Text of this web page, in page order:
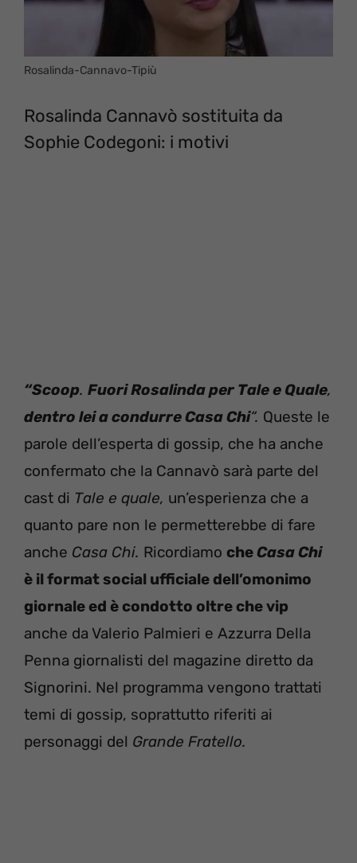
Rosalinda-Cannavo-Tipiù
Rosalinda Cannavò sostituita da
Sophie Codegoni: i motivi
“Scoop. Fuori Rosalinda per Tale e Quale,
dentro lei a condurre Casa Chi“. Queste le
parole dell’esperta di gossip, che ha anche
confermato che la Cannavò sarà parte del
cast di Tale e quale, un’esperienza che a
quanto pare non le permetterebbe di fare
anche Casa Chi. Ricordiamo cheCasa Chi
è il format social ufficiale dell’omonimo
giornale ed è condotto oltre che vip
anche da Valerio Palmieri e Azzurra Della
Penna giornalisti del magazine diretto da
Signorini. Nel programma vengono trattati
temi di gossip, soprattutto riferiti ai
personaggi del Grande Fratello.